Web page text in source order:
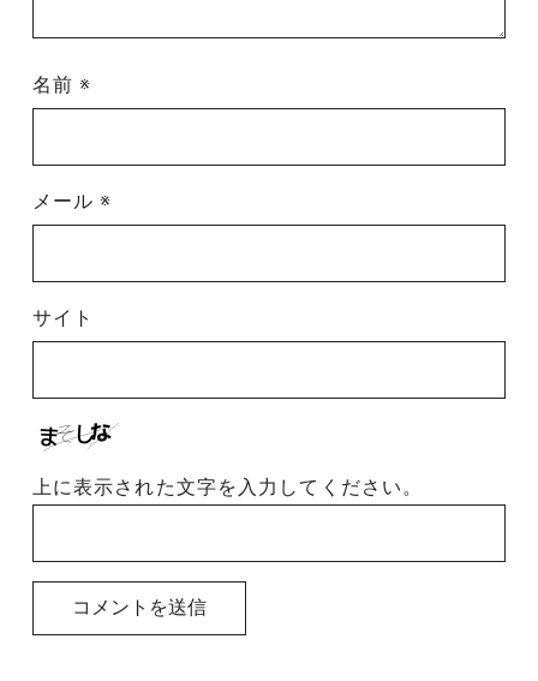
名前※
メール※
サイト
上に表示された文字を入力してください。